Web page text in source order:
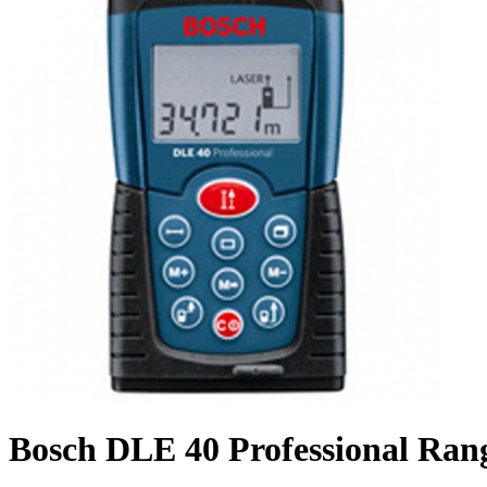
Bosch DLE 40 Professional